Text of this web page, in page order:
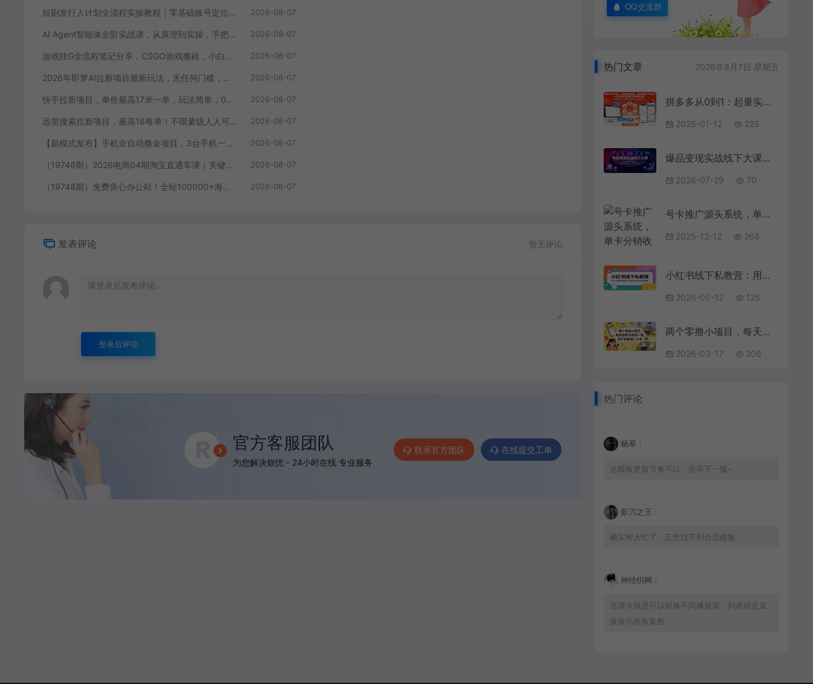
短剧发行人计划全流程实操教程｜零基础账号定位、选剧剪辑、视频制作、发布优化一站式出单变现课 2026-08-07
AI Agent智能体全阶实战课，从原理到实操，手把手搭建可自动运行的AI Agent 2026-08-07
游戏挂G全流程笔记分享，CSGO游戏搬砖，小白看了当天学会见收益【揭秘】 2026-08-07
2026年即梦AI拉新项目最新玩法，无任何门槛，操作非常简单，人人都可做，拉新佣金最高13米每单（更新08月07日） 2026-08-07
快手拉新项目，单价最高17米一单，玩法简单，0基础也能轻松上手（更新08月07日） 2026-08-07
迅雷搜索拉新项目，最高16每单！不限量级人人可冲，零门槛上手（更新0807） 2026-08-07
【新模式发布】手机全自动撸金项目，3台手机一天200+，保姆级教程及全套工具【揭秘】 2026-08-07
（19746期）2026电商04期淘宝直通车课｜关键词爆打矩阵，多计划低出价，新品爆款差异化投放实操教学 2026-08-07
（19748期）免费良心办公站！全站100000+海量PPT素材免费下载，每日更新，分类清晰，免注册登录下载 爱PPT网 2026-08-07
发表评论 暂无评论
登录后评论
官方客服团队
为您解决烦忧 - 24小时在线 专业服务
联系官方团队 在线提交工单
QQ交流群
热门文章 2026年8月7日 星期五
拼多多从0到1：起量实战地图，系统掌握从零启动一个拼多多店铺的完整操作流程
2026-01-12 225
爆品变现实战线下大课：多位操盘手联合分享，产品IP私域成交一体化落地打法
2026-07-29 70
号卡推广源头系统，单卡分销收益3张+，引流到变现全流程拆解【揭秘】
2025-12-12 266
小红书线下私教营：用户决策路径拆解，AI搭建灵感库批量做爆款
2026-05-12 125
两个零撸小项目，每天零碎时间玩一玩，最少也能賺几十米【揭秘】
2026-03-17 206
热门评论
杨幂：
这模板更新节奏可以，坐等下一版~
影刃之王：
确实帮大忙了，正愁找不到合适模板
神经织网：
选项卡就是可以切换不同播放源，列表就是直
接展示所有集数